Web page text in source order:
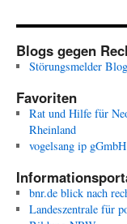
Blogs gegen
Störungsmelder Blog
Favoriten
Rat und Hilfe für
Rheinland
vogelsang ip gGmbH
bnr.de blick nach
Landeszentrale für